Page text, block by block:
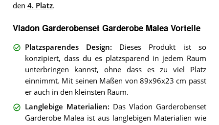
den 4. Platz.
Vladon Garderobenset Garderobe Malea Vorteile
Platzsparendes Design: Dieses Produkt ist so
konzipiert, dass du es platzsparend in jedem Raum
unterbringen kannst, ohne dass es zu viel Platz
einnimmt. Mit seinen Maßen von 89x96x23 cm passt
er auch in den kleinsten Raum.
Langlebige Materialien: Das Vladon Garderobenset
Garderobe Malea ist aus langlebigen Materialien wie